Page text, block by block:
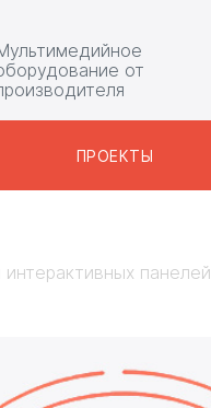
от
ПРОЕКТЫ
панелей